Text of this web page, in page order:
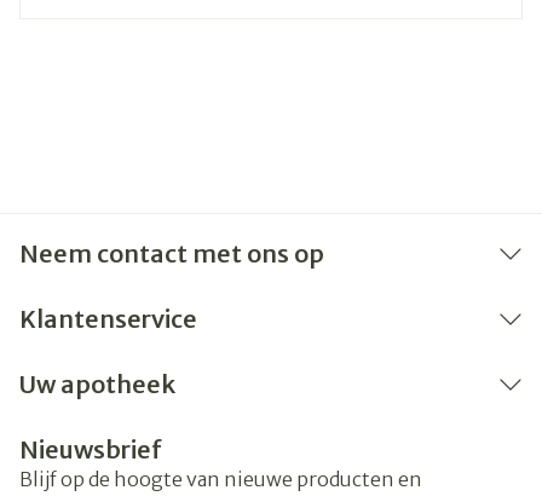
Neem contact met ons op
Klantenservice
Uw apotheek
Nieuwsbrief
Blijf op de hoogte van nieuwe producten en